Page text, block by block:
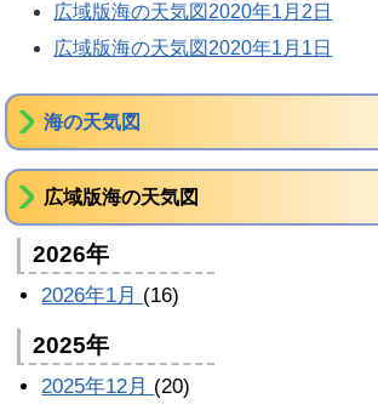
広域版海の天気図2020年1月2日
広域版海の天気図2020年1月1日
海の天気図
広域版海の天気図
2026年
2026年1月 (16)
2025年
2025年12月 (20)